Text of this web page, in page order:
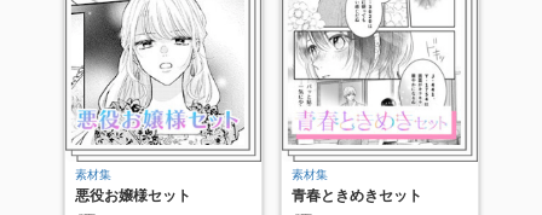
素材集
悪役お嬢様セット
素材集
青春ときめきセット